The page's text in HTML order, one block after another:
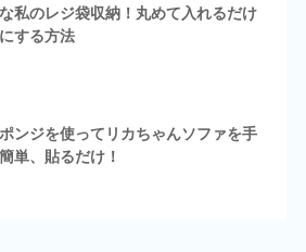
私のレジ袋収納！丸めて入れるだけ
する方法
ンジを使ってリカちゃんソファを手
単、貼るだけ！